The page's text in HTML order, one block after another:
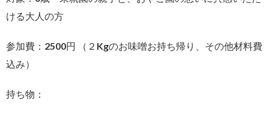
ける大人の方
参加費：2500円 （２Kgのお味噌お持ち帰り、その他材料費
込み）
持ち物：